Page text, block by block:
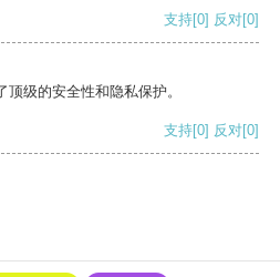
支持[0] 反对[0]
级的安全性和隐私保护。
支持[0] 反对[0]